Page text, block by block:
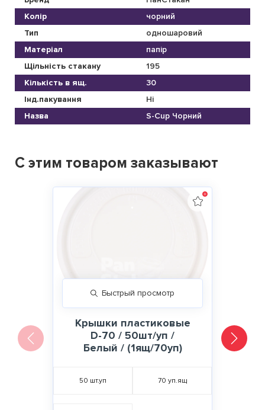
Колір
чорний
Тип
одношаровий
Матеріал
папір
Щільність стакану
195
Кількість в ящ.
30
Інд.пакування
Ні
Назва
S-Cup Чорний
С этим товаром заказывают
Быстрый просмотр
Крышки пластиковые
D-70 / 50шт/уп /
Белый / (1ящ/70уп)
50 шт.уп 70 уп.ящ